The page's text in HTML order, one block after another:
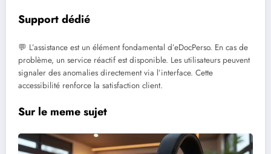
Support dédié
💬 L’assistance est un élément fondamental d’eDocPerso. En cas de
problème, un service réactif est disponible. Les utilisateurs peuvent
signaler des anomalies directement via l’interface. Cette
accessibilité renforce la satisfaction client.
Sur le meme sujet